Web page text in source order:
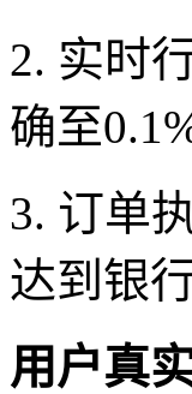
2. 实时
确至
3. 订单
达到银
用户真